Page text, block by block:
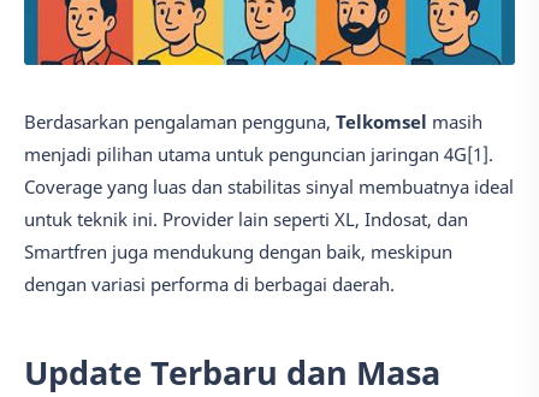
Berdasarkan pengalaman pengguna, Telkomsel masih
menjadi pilihan utama untuk penguncian jaringan 4G[1].
Coverage yang luas dan stabilitas sinyal membuatnya ideal
untuk teknik ini. Provider lain seperti XL, Indosat, dan
Smartfren juga mendukung dengan baik, meskipun
dengan variasi performa di berbagai daerah.
Update Terbaru dan Masa